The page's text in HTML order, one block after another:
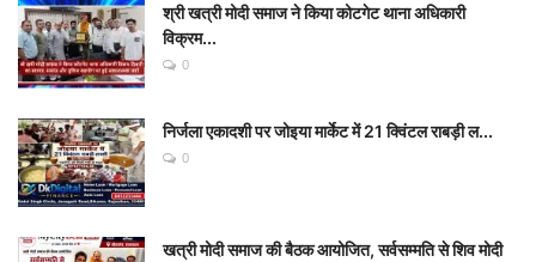
श्री खत्री मोदी समाज ने किया कोटगेट थाना अधिकारी
विक्रम...
0
निर्जला एकादशी पर जोइया मार्केट में 21 क्विंटल राबड़ी ल...
0
खत्री मोदी समाज की बैठक आयोजित, सर्वसम्मति से शिव मोदी